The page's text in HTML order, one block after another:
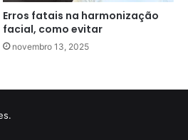
Erros fatais na harmonização
facial, como evitar
novembro 13, 2025